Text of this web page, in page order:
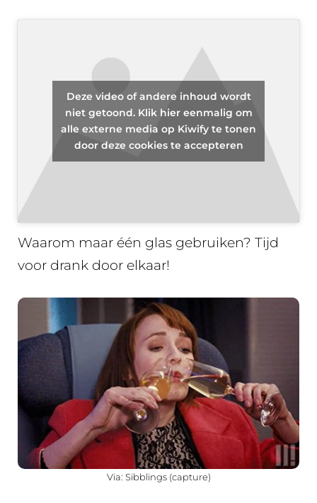
Deze video of andere inhoud wordt
niet getoond. Klik hier eenmalig om
alle externe media op Kiwify te tonen
door deze cookies te accepteren
3. Why one?
Waarom maar één glas gebruiken? Tijd
voor drank door elkaar!
Via: Sibblings (capture)